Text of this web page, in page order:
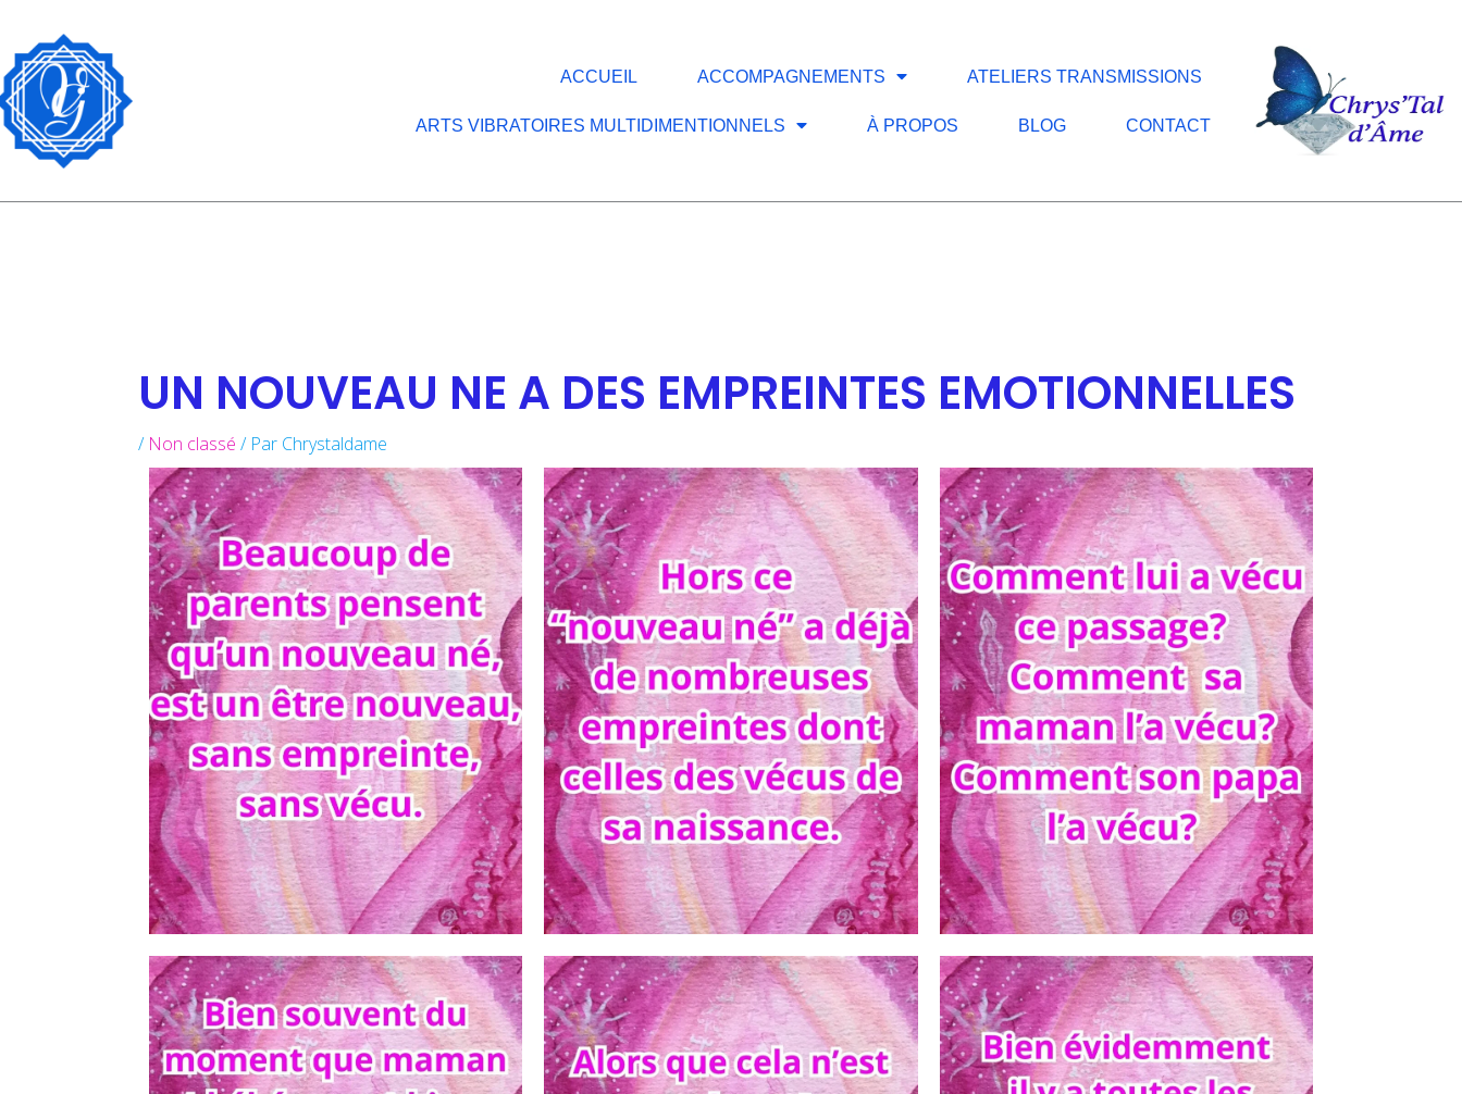
contenu
ACCUEIL ACCOMPAGNEMENTS ATELIERS TRANSMISSIONS
ARTS VIBRATOIRES MULTIDIMENTIONNELS À PROPOS BLOG CONTACT
UN NOUVEAU NE A DES EMPREINTES EMOTIONNELLES
/ Non classé / Par Chrystaldame